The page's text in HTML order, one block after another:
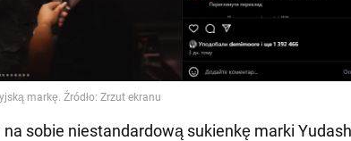
na sobie niestandardową sukienkę marki